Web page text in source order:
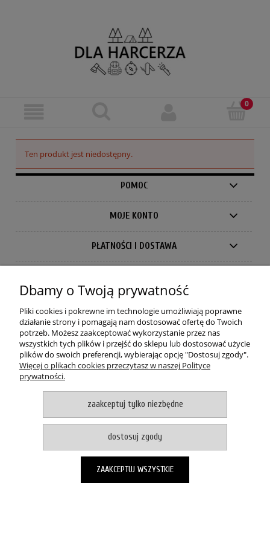
Ten produkt jest niedostępny.
POMOC
MOJE KONTO
PŁATNOŚCI I DOSTAWA
pokaż pełną wersję strony
Witaj, nasz sklep internetowy wykorzystuje pliki cookies.
akceptuje i zamykam okno
Zapisanych za pomocą cookies informacji używamy w celach reklamowych i
statystycznych. W programie służącym do obsługi internetu można zmienić
ustawienia dotyczące cookies. Korzystanie z naszych serwisów
internetowych bez zmiany ustawień dotyczących cookies oznacza, że będą
one zapisane w pamięci urządzenia. Więcej informacji można znaleźć w
naszej Polityce prywatności
Dbamy o Twoją prywatność
Pliki cookies i pokrewne im technologie umożliwiają poprawne
działanie strony i pomagają nam dostosować ofertę do Twoich
potrzeb. Możesz zaakceptować wykorzystanie przez nas
wszystkich tych plików i przejść do sklepu lub dostosować użycie
plików do swoich preferencji, wybierając opcję "Dostosuj zgody".
Więcej o plikach cookies przeczytasz w naszej Polityce
prywatności.
zaakceptuj tylko niezbędne
dostosuj zgody
ZAAKCEPTUJ WSZYSTKIE